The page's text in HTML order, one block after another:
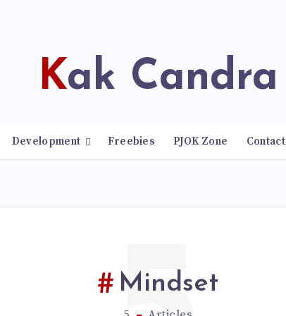
Kak Candra
Development Freebies PJOK Zone Contact
Mindset